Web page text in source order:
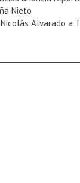
Nieto
Alvarado a